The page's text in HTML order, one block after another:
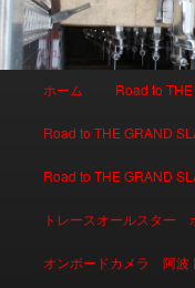
メインコンテンツへ
サブコンテンツへ移
ホーム Road to
Road to THE GRAND
Road to THE GRAND
トレースオールスター
オンボードカメラ 阿波